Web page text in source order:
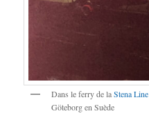
Dans le ferry de laStena Line
Göteborg en Suède